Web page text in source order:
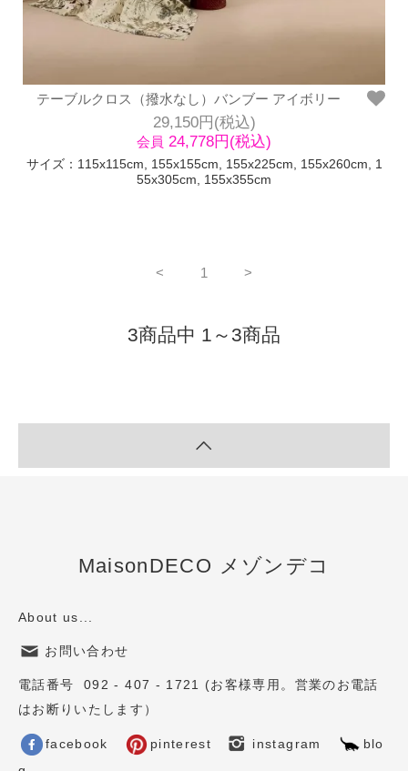
テーブルクロス（撥水なし）バンブー アイボリー
29,150円(税込)
会員 24,778円(税込)
サイズ：115x115cm, 155x155cm, 155x225cm, 155x260cm, 1
55x305cm, 155x355cm
< 1 >
3商品中 1～3商品
MaisonDECO メゾンデコ
About us...
お問い合わせ
電話番号 092 - 407 - 1721 (お客様専用。営業のお電話
はお断りいたします）
facebook pinterest instagram
blo